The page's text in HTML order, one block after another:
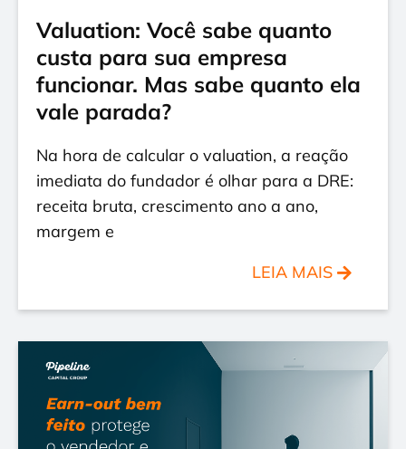
Valuation: Você sabe quanto
custa para sua empresa
funcionar. Mas sabe quanto ela
vale parada?
Na hora de calcular o valuation, a reação
imediata do fundador é olhar para a DRE:
receita bruta, crescimento ano a ano,
margem e
LEIA MAIS